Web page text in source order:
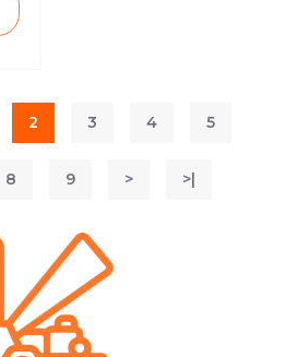
2 3 4 5
8 9 > >|